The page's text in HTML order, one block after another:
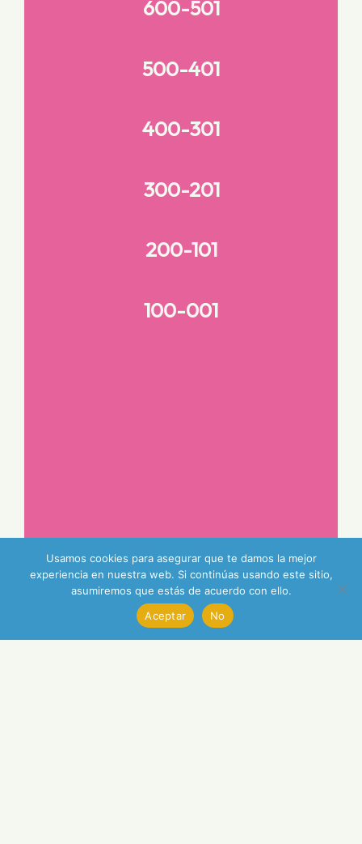
600-501
500-401
400-301
300-201
200-101
100-001
Usamos cookies para asegurar que te damos la mejor
experiencia en nuestra web. Si continúas usando este sitio,
asumiremos que estás de acuerdo con ello.
Aceptar
No